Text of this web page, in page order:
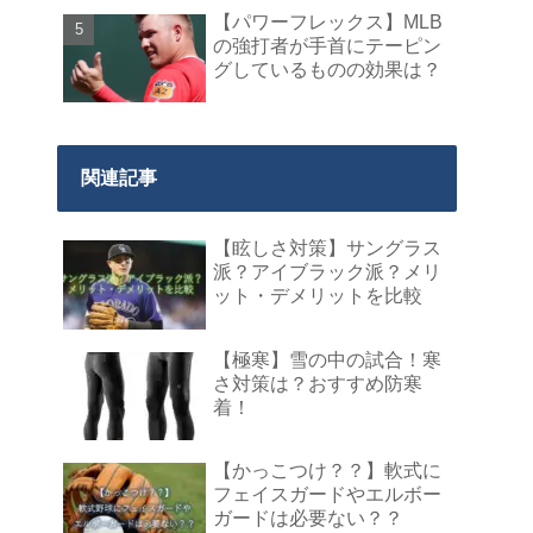
【パワーフレックス】MLB
の強打者が手首にテーピン
グしているものの効果は？
関連記事
【眩しさ対策】サングラス
派？アイブラック派？メリ
ット・デメリットを比較
【極寒】雪の中の試合！寒
さ対策は？おすすめ防寒
着！
【かっこつけ？？】軟式に
フェイスガードやエルボー
ガードは必要ない？？